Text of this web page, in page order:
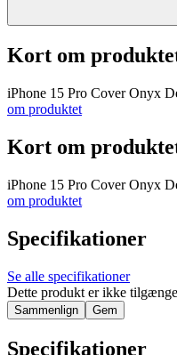
Kort om
iPhone 15 Pro Cover Onyx
om produktet
Kort om
iPhone 15 Pro Cover Onyx
om produktet
Specifikationer
Se alle specifikationer
Dette produkt er ikke
Sammenlign Gem
Specifikationer